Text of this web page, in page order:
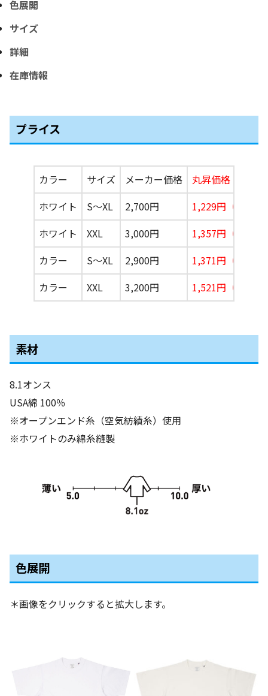
色展開
サイズ
詳細
在庫情報
プライス
カラー サイズ メーカー価格
丸昇価格
ホワイト
S〜XL 2,700円
1,229円（税込
ホワイト
XXL 3,000円
1,357円（税込
カラー
S〜XL 2,900円
1,371円（税込
カラー
XXL 3,200円 1,521円（税込
素材
8.1オンス
USA綿 100％
※オープンエンド糸（空気紡績糸）使用
※ホワイトのみ綿糸縫製
色展開
＊画像をクリックすると拡大します。